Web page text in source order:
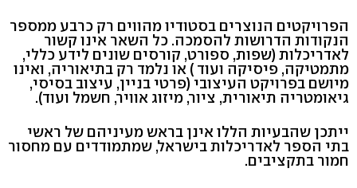
הפרויקטים הנוצרים בסטודיו מהווים רק כרבע ממספר
הנקודות הדרושות להסמכה. כל השאר אינו קשור
לאדריכלות (שפות, ספורט, קורסים שונים לידע כללי,
מתמטיקה, פיסיקה ועוד ) או נלמד רק בתיאוריה, ואינו
מיושם בפרויקט העיצובי (פרטי בניין, עיצוב בסיסי,
גיאומטריה תיאורית, ציור, מיזוג אוויר, חשמל ועוד).
ייתכן שהבעיות הללו אינן בראש מעיניהם של ראשי
בתי הספר לאדריכלות בישראל, שמתמודדים עם מחסור
חמור בתקציבים.